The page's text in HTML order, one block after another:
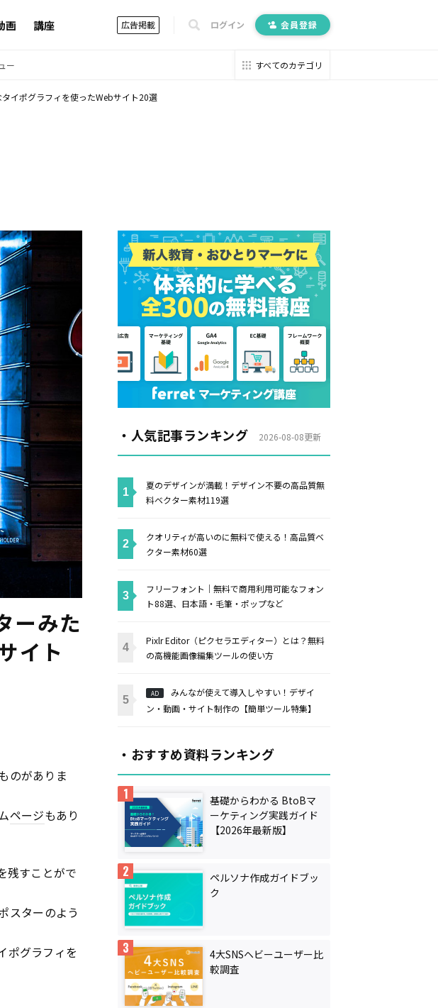
画 講座 広告掲載 ログイン 会員登録
ー すべてのカテゴリ
イポグラフィを使ったWebサイト20選
ーみた
イト
のがありま
ページもあり
残すことがで
スターのよう
ポグラフィを
・人気記事ランキング 2026-08-08更新
夏のデザインが満載！デザイン不要の高品質無
料ベクター素材119選
クオリティが高いのに無料で使える！高品質ベ
クター素材60選
フリーフォント｜無料で商用利用可能なフォン
ト88選、日本語・毛筆・ポップなど
Pixlr Editor（ピクセラエディター）とは？無料
の高機能画像編集ツールの使い方
AD
みんなが使えて導入しやすい！デザイ
ン・動画・サイト制作の【簡単ツール特集】
・おすすめ資料ランキング
基礎からわかる BtoBマ
ーケティング実践ガイド
【2026年最新版】
ペルソナ作成ガイドブッ
ク
4大SNSヘビーユーザー比
較調査